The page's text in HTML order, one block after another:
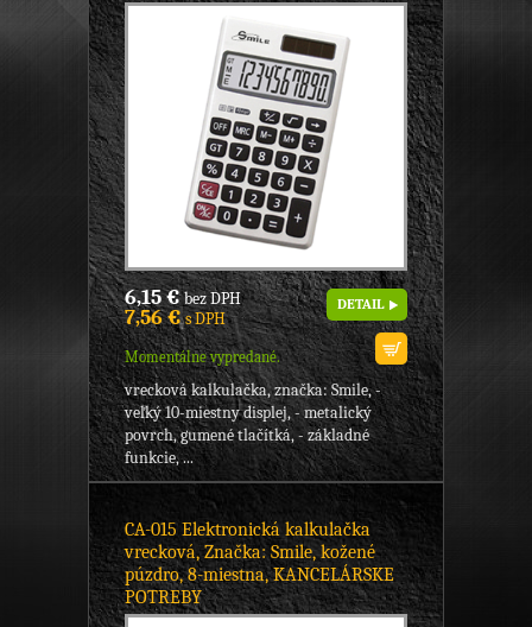
6,15 €bez DPH
7,56 €s DPH
Momentálne vypredané.
DETAIL
vrecková kalkulačka, značka: Smile, -
veľký 10-miestny displej, - metalický
povrch, gumené tlačítká, - základné
funkcie, ...
CA-015 Elektronická kalkulačka
vrecková, Značka: Smile, kožené
púzdro, 8-miestna, KANCELÁRSKE
POTREBY